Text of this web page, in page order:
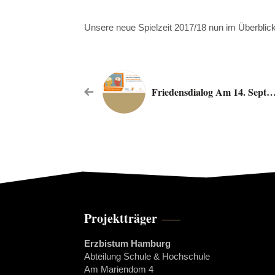
Unsere neue Spielzeit 2017/18 nun im
Friedensdialog Am 14. September 2017 Musikalisch Begleitet Von Unseren Divan-
Projektträger
Erzbistum Hamburg
Abteilung Schule & Hochschule
Am Mariendom 4